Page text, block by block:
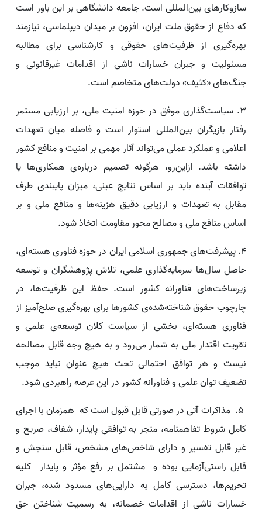
سازوکارهای بین‌المللی است. جامعه دانشگاهی بر این باور است
که دفاع از حقوق ملت ایران، افزون بر میدان دیپلماسی، نیازمند
بهره‌گیری از ظرفیت‌های حقوقی و کارشناسی برای مطالبه
مسئولیت و جبران خسارات ناشی از اقدامات غیرقانونی و
جنگ‌های «کثیف» دولت‌های متخاصم است.
۳. سیاست‌گذاری موفق در حوزه امنیت ملی، بر ارزیابی مستمر
رفتار بازیگران بین‌المللی استوار است و فاصله میان تعهدات
اعلامی و عملکرد عملی می‌تواند آثار مهمی بر امنیت و منافع کشور
داشته باشد. ازاین‌رو، هرگونه تصمیم درباره‌ی همکاری‌ها یا
توافقات آینده باید بر اساس نتایج عینی، میزان پایبندی طرف
مقابل به تعهدات و ارزیابی دقیق هزینه‌ها و منافع ملی و بر
اساس منافع ملی و مصالح محور مقاومت اتخاذ شود.
۴. پیشرفت‌های جمهوری اسلامی ایران در حوزه فناوری هسته‌ای،
حاصل سال‌ها سرمایه‌گذاری علمی، تلاش پژوهشگران و توسعه
زیرساخت‌های فناورانه کشور است. حفظ این ظرفیت‌ها، در
چارچوب حقوق شناخته‌شده‌ی کشورها برای بهره‌گیری صلح‌آمیز از
فناوری هسته‌ای، بخشی از سیاست کلان توسعه‌ی علمی و
تقویت اقتدار ملی به شمار می‌رود و به هیچ وجه قابل مصالحه
نیست و هر توافق احتمالی تحت هیچ عنوان نباید موجب
تضعیف توان علمی و فناورانه کشور در این عرصه راهبردی شود.
۵. مذاکرات آتی در صورتی قابل قبول است که همزمان با اجرای
کامل شروط تفاهمنامه، منجر به توافقی پایدار، شفاف، صریح و
غیر قابل تفسیر و دارای شاخص‌های مشخص، قابل سنجش و
قابل راستی‌آزمایی بوده و مشتمل بر رفع مؤثر و پایدار کلیه
تحریم‌ها، دسترسی کامل به دارایی‌های مسدود شده، جبران
خسارات ناشی از اقدامات خصمانه، به رسمیت شناختن حق